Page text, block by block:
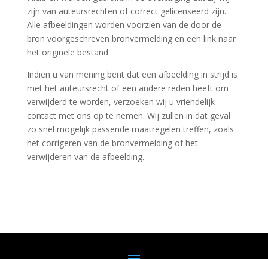
zijn van auteursrechten of correct gelicenseerd zijn.
Alle afbeeldingen worden voorzien van de door de
bron voorgeschreven bronvermelding en een link naar
het originele bestand.
Indien u van mening bent dat een afbeelding in strijd is
met het auteursrecht of een andere reden heeft om
verwijderd te worden, verzoeken wij u vriendelijk
contact met ons op te nemen. Wij zullen in dat geval
zo snel mogelijk passende maatregelen treffen, zoals
het corrigeren van de bronvermelding of het
verwijderen van de afbeelding.